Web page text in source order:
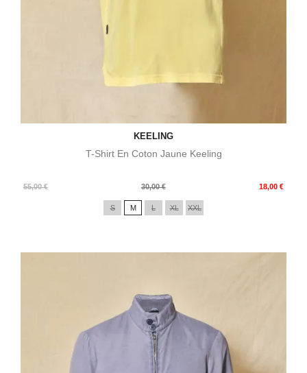
KEELING
T-Shirt En Coton Jaune Keeling
55,00 €
Prix
30,00 € 18,00 €
Prix
S M L XL XXL